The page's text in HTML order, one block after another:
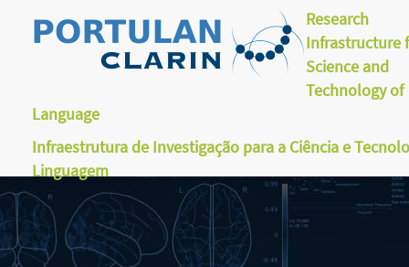
Research
Infrastructure
Science and
Technology of
Language
Infraestrutura de Investigação para a Ciência e
Linguagem